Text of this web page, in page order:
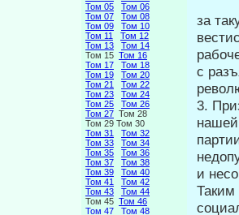
Том 05
Том 06
Том 07
Том 08
Том 09
Том 10
Том 11
Том 12
Том 13
Том 14
Том 15 Том 16
Том 17
Том 18
Том 19
Том 20
Том 21
Том 22
Том 23
Том 24
Том 25
Том 26
Том 27 Том 28
Том 29 Том 30
Том 31
Том 32
Том 33
Том 34
Том 35
Том 36
Том 37
Том 38
Том 39
Том 40
Том 41
Том 42
Том 43
Том 44
Том 45 Том 46
Том 47
Том 48
за
с
3.
нашей
и
Таким